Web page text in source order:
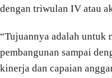
dengan triwulan IV atau
“Tujuannya adalah untuk
pembangunan sampai
kinerja dan capaian